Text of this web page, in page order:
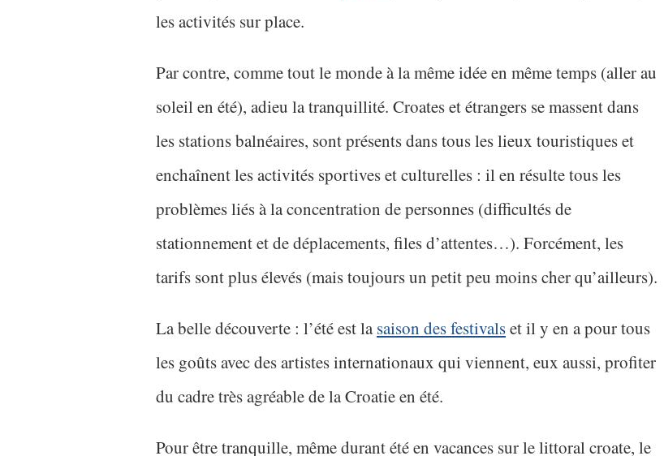
les activités sur place.
Par contre, comme tout le monde à la même idée en même temps (aller au
soleil en été), adieu la tranquillité. Croates et étrangers se massent dans
les stations balnéaires, sont présents dans tous les lieux touristiques et
enchaînent les activités sportives et culturelles : il en résulte tous les
problèmes liés à la concentration de personnes (difficultés de
stationnement et de déplacements, files d’attentes…). Forcément, les
tarifs sont plus élevés (mais toujours un petit peu moins cher qu’ailleurs).
La belle découverte : l’été est lasaison des festivalset il y en a pour tous
les goûts avec des artistes internationaux qui viennent, eux aussi, profiter
du cadre très agréable de la Croatie en été.
Pour être tranquille, même durant été en vacances sur le littoral croate, le